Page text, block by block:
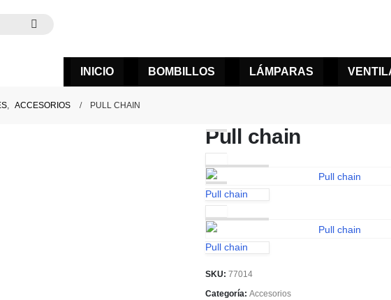
INICIO BOMBILLOS LÁMPARAS
, ACCESORIOS PULL CHAIN
Pull chain
Pull chain
Pull chain
SKU:77014
Categoría:Accesorios